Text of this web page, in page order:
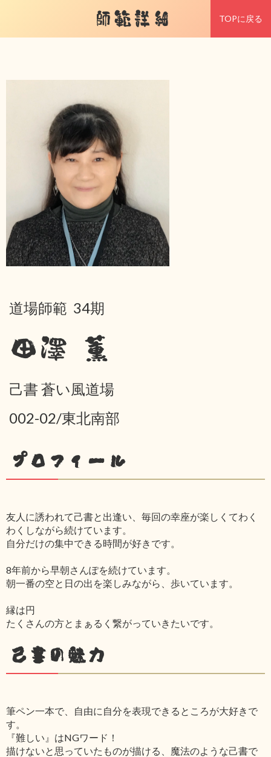
師範詳細 TOPに戻る
道場師範 34期
田澤 薫
己書 蒼い風道場
002-02/東北南部
プロフィール
友人に誘われて己書と出逢い、毎回の幸座が楽しくてわく
わくしながら続けています。
自分だけの集中できる時間が好きです。
8年前から早朝さんぽを続けています。
朝一番の空と日の出を楽しみながら、歩いています。
縁は円
たくさんの方とまぁるく繋がっていきたいです。
己書の魅力
筆ペン一本で、自由に自分を表現できるところが大好きで
す。
『難しい』はNGワード！
描けないと思っていたものが描ける、魔法のような己書で